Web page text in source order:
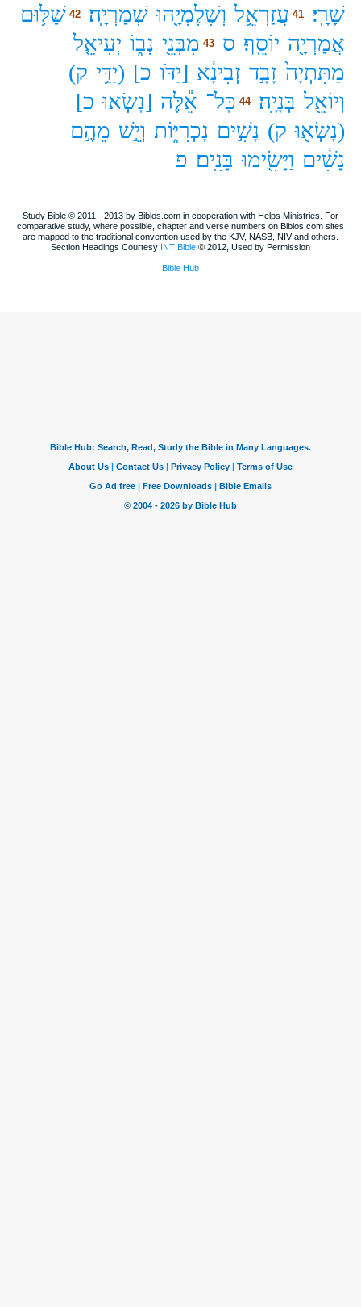
שָׁרָֽי׃
41 עֲזַרְאֵ֥ל וְשֶׁלֶמְיָ֖הוּ שְׁמַרְיָֽה׃ 42 שַׁלּ֥וּם
אֲמַרְיָ֖ה יוֹסֵֽף׃ ס 43 מִבְּנֵ֖י נְב֑וֹ יְעִיאֵ֤ל
מַתִּתְיָה֙ זָבָ֣ד זְבִינָ֔א [יַדֹּו כ] (יַדַּ֥י ק)
וְיוֹאֵ֖ל בְּנָיָֽה׃ 44 כָּל־ אֵ֕לֶּה [נָשְׂאוּ כ]
(נָשְׂא֖וּ ק) נָשִׁ֣ים נָכְרִיּ֑וֹת וְיֵ֣שׁ מֵהֶ֣ם
נָשִׁ֔ים וַיָּשִׂ֖ימוּ בָּנִֽים׃ פ
Study Bible © 2011 - 2013 by Biblos.com in cooperation with Helps Ministries. For
comparative study, where possible, chapter and verse numbers on Biblos.com sites
are mapped to the traditional convention used by the KJV, NASB, NIV and others.
Section Headings Courtesy INT Bible © 2012, Used by Permission
Bible Hub